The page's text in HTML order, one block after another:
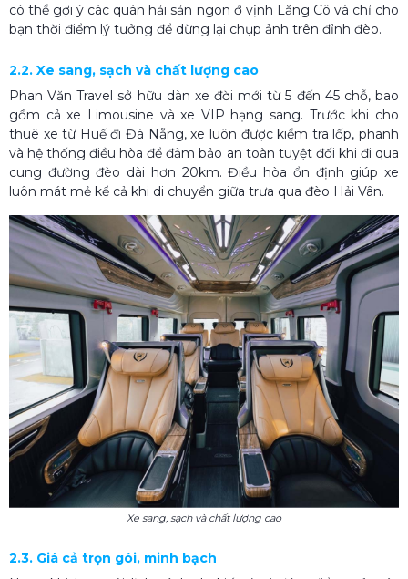
có thể gợi ý các quán hải sản ngon ở vịnh Lăng Cô và chỉ cho
bạn thời điểm lý tưởng để dừng lại chụp ảnh trên đỉnh đèo.
2.2. Xe sang, sạch và chất lượng cao
Phan Văn Travel sở hữu dàn xe đời mới từ 5 đến 45 chỗ, bao
gồm cả xe Limousine và xe VIP hạng sang. Trước khi cho
thuê xe từ Huế đi Đà Nẵng, xe luôn được kiểm tra lốp, phanh
và hệ thống điều hòa để đảm bảo an toàn tuyệt đối khi đi qua
cung đường đèo dài hơn 20km. Điều hòa ổn định giúp xe
luôn mát mẻ kể cả khi di chuyển giữa trưa qua đèo Hải Vân.
Xe sang, sạch và chất lượng cao
2.3. Giá cả trọn gói, minh bạch